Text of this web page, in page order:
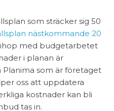
som sträcker sig 50
nästkommande 20
ihop med budgetarbetet
i planan är
som är företaget
oss att uppdatera
kostnader kan bli
tas in.